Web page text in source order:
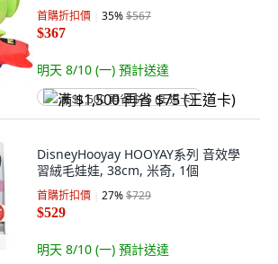
首購折扣價 35%$567
$367
明天 8/10 (一) 預計送達
满 $1,500 再省 $75 (王道卡)
DisneyHooyay HOOYAY系列 音效學
習絨毛娃娃, 38cm, 米奇, 1個
首購折扣價 27%$729
$529
明天 8/10 (一) 預計送達